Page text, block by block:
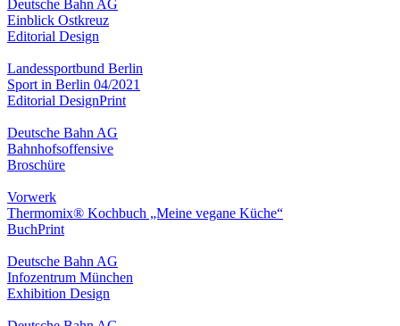
Deutsche Bahn AG
Einblick Ostkreuz
Editorial Design
Landessportbund Berlin
Sport in Berlin 04/2021
Editorial DesignPrint
Deutsche Bahn AG
Bahnhofsoffensive
Broschüre
Vorwerk
Thermomix® Kochbuch „Meine vegane Küche“
BuchPrint
Deutsche Bahn AG
Infozentrum München
Exhibition Design